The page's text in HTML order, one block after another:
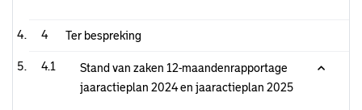
4 Ter bespreking
4.1
Stand van zaken 12-maandenrapportage
jaaractieplan 2024 en jaaractieplan 2025